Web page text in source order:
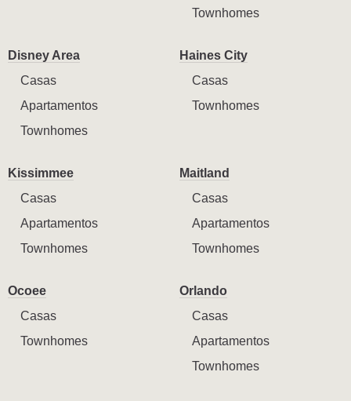
Townhomes
Disney Area
Casas
Apartamentos
Townhomes
Haines City
Casas
Townhomes
Kissimmee
Casas
Apartamentos
Townhomes
Maitland
Casas
Apartamentos
Townhomes
Ocoee
Casas
Townhomes
Orlando
Casas
Apartamentos
Townhomes